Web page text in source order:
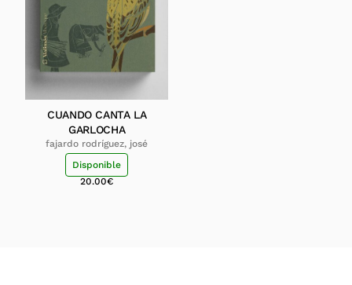
CUANDO CANTA LA
GARLOCHA
fajardo rodríguez, josé
Disponible
20.00€